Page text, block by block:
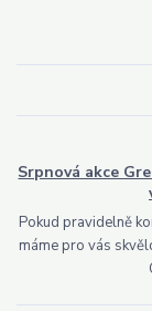
Srpnová akce
Pokud pravidelně
máme pro vás